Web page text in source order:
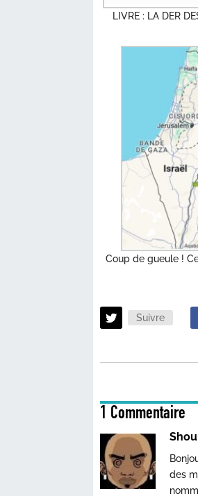
LIVRE : LA DER
Coup de gueule !
Suivre
1 Commentaire
des